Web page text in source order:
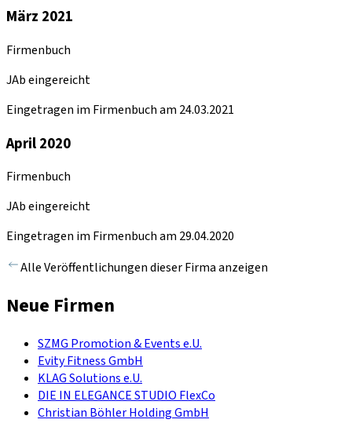
März 2021
Firmenbuch
JAb eingereicht
Eingetragen im Firmenbuch am 24.03.2021
April 2020
Firmenbuch
JAb eingereicht
Eingetragen im Firmenbuch am 29.04.2020
Alle Veröffentlichungen dieser Firma anzeigen
Neue Firmen
SZMG Promotion & Events e.U.
Evity Fitness GmbH
KLAG Solutions e.U.
DIE IN ELEGANCE STUDIO FlexCo
Christian Böhler Holding GmbH